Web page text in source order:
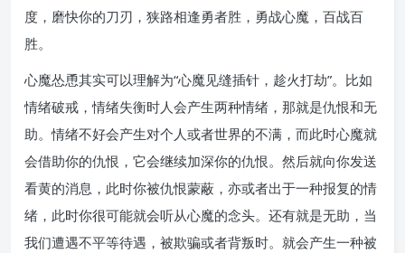
度，磨快你的刀刃，狭路相逢勇者胜，勇战心魔，百战百
胜。
心魔怂恿其实可以理解为“心魔见缝插针，趁火打劫”。比如
情绪破戒，情绪失衡时人会产生两种情绪，那就是仇恨和无
助。情绪不好会产生对个人或者世界的不满，而此时心魔就
会借助你的仇恨，它会继续加深你的仇恨。然后就向你发送
看黄的消息，此时你被仇恨蒙蔽，亦或者出于一种报复的情
绪，此时你很可能就会听从心魔的念头。还有就是无助，当
我们遭遇不平等待遇，被欺骗或者背叛时。就会产生一种被